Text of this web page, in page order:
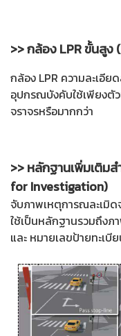
>> กล้อง LPR ขั้นสูง
กล้อง LPR ความละเอีย
อุปกรณบังคับใช้เพียงตั
จราจรหรือมากกว่า
>> หลักฐานเพิ่มเติม
for Investigation)
จับภาพเหตุการณละเมิ
ใช้เป็นหลักฐานรวมถึง
และ หมายเลขป้ายทะเบี